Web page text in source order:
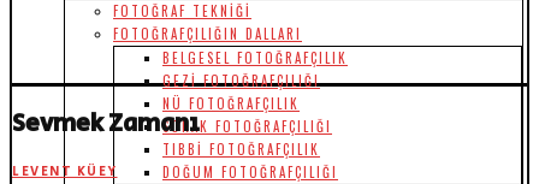
FOTOĞRAF TEKNIĞI
FOTOĞRAFÇILIĞIN DALLARI
BELGESEL FOTOĞRAFÇILIK
GEZI FOTOĞRAFÇILIĞI
NÜ FOTOĞRAFÇILIK
SOKAK FOTOĞRAFÇILIĞI
TIBBI FOTOĞRAFÇILIK
DOĞUM FOTOĞRAFÇILIĞI
Sevmek Zamanı
LEVENT KÜEY